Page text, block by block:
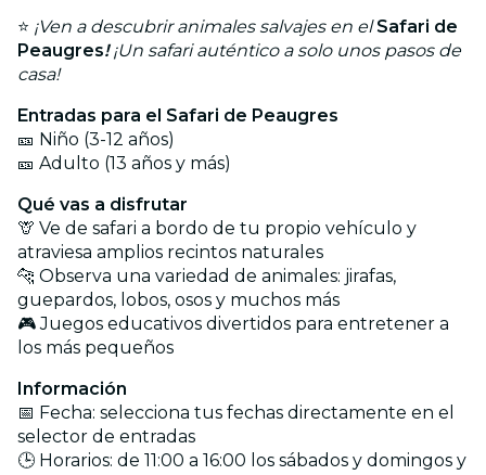
⭐ ¡Ven a descubrir animales salvajes en el Safari de
Peaugres!¡Un safari auténtico a solo unos pasos de
casa!
Entradas para el Safari de Peaugres
🎫 Niño (3-12 años)
🎫 Adulto (13 años y más)
Qué vas a disfrutar
🦒 Ve de safari a bordo de tu propio vehículo y
atraviesa amplios recintos naturales
🐆 Observa una variedad de animales: jirafas,
guepardos, lobos, osos y muchos más
🎮 Juegos educativos divertidos para entretener a
los más pequeños
Información
📅 Fecha: selecciona tus fechas directamente en el
selector de entradas
🕒 Horarios: de 11:00 a 16:00 los sábados y domingos y